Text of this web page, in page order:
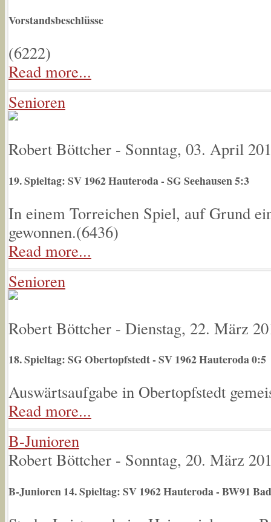
Vorstandsbeschlüsse
(6222)
Read more...
Senioren
Robert Böttcher - Sonntag, 03. April
19. Spieltag: SV 1962 Hauteroda - SG Seehausen 5:3
In einem Torreichen Spiel, auf Grund
gewonnen.(6436)
Read more...
Senioren
Robert Böttcher - Dienstag, 22. März
18. Spieltag: SG Obertopfstedt - SV 1962 Hauteroda 0:5
Auswärtsaufgabe in Obertopfstedt
Read more...
B-Junioren
Robert Böttcher - Sonntag, 20. März
B-Junioren 14. Spieltag: SV 1962 Hauteroda - BW91